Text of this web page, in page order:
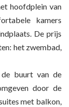
hoofdplein van
kamers
De prijs
het zwembad,
buurt van de
door de
met balkon,